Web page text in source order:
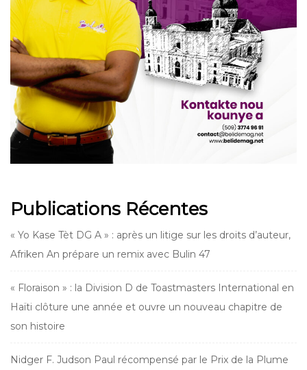
Publications Récentes
« Yo Kase Tèt DG A » : après un litige sur les droits d’auteur,
Afriken An prépare un remix avec Bulin 47
« Floraison » : la Division D de Toastmasters International en
Haïti clôture une année et ouvre un nouveau chapitre de
son histoire
Nidger F. Judson Paul récompensé par le Prix de la Plume